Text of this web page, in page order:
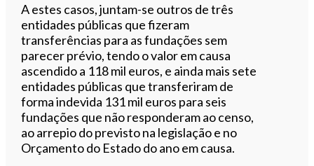
A estes casos, juntam-se outros de três
entidades públicas que fizeram
transferências para as fundações sem
parecer prévio, tendo o valor em causa
ascendido a 118 mil euros, e ainda mais sete
entidades públicas que transferiram de
forma indevida 131 mil euros para seis
fundações que não responderam ao censo,
ao arrepio do previsto na legislação e no
Orçamento do Estado do ano em causa.